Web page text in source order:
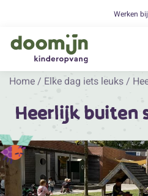
Werken bij
Home / Elke dag iets leuks /
Heerlijk buiten